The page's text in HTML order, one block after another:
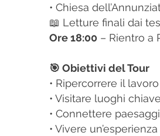
• Chiesa
📖 Letture finali dai
Ore 18:00 – Rientro a
🎯 Obiettivi del Tour
• Ripercorrere il
• Visitare luoghi
• Connettere
• Vivere